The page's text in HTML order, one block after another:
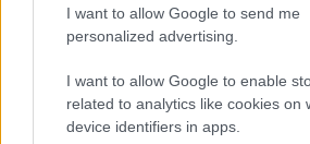
I want to allow Google to send me
personalized advertising.
I want to allow Google to enable
related to analytics like cookies on
device identifiers in apps.
σε κάθε κλήρωση;
Σε περίπτωση που περιλαμβάνονται
περισσότεροι από έναν τυχεροί
έπαθλο μόνο μία φορά για κάθε
τυχεροί λαχνοί στην περίπτωση